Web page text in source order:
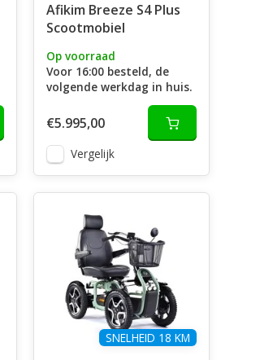
Afikim Breeze S4 Plus
Scootmobiel
Op voorraad
Voor 16:00 besteld, de
volgende werkdag in huis.
€5.995,00
Vergelijk
SNELHEID 18 KM